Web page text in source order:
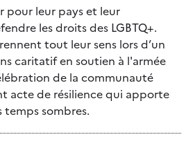
pour leur pays et leur
les droits des LGBTQ+.
tout leur sens lors d’un
caritatif en soutien à l'armée
de la communauté
acte de résilience qui apporte
temps sombres.